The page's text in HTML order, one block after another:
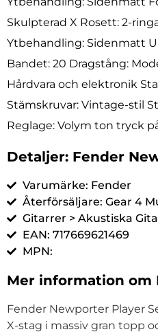
Skulpterad X Rosett: 2-
Ytbehandling: Sidenmatt
Bandet: 20 Dragstång:
Hårdvara och elektronik
Stämskruvar: Vintage-stil
Reglage: Volym ton tryck
Detaljer: Fender
Varumärke: Fender
Återförsäljare: Gear 4
Gitarrer > Akustiska
EAN: 717669621469
MPN:
Mer information om
Fender Newporter Player
X-stag i massiv gran topp